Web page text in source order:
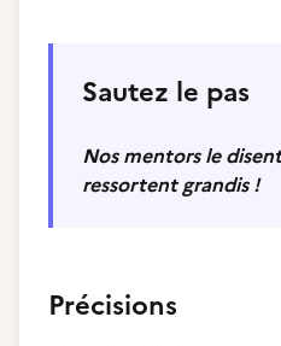
Sautez le pas
Nos mentors le
ressortent grandis !
Précisions